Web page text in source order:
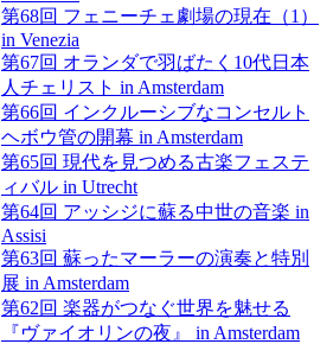
第68回 フェニーチェ劇場の現在（1）
in Venezia
第67回 オランダで羽ばたく10代日本
人チェリスト in Amsterdam
第66回 インクルーシブなコンセルト
ヘボウ管の開幕 in Amsterdam
第65回 現代を見つめる古楽フェステ
ィバル in Utrecht
第64回 アッシジに蘇る中世の音楽 in
Assisi
第63回 蘇ったマーラーの演奏と特別
展 in Amsterdam
第62回 楽器がつなぐ世界を魅せる
『ヴァイオリンの夜』 in Amsterdam